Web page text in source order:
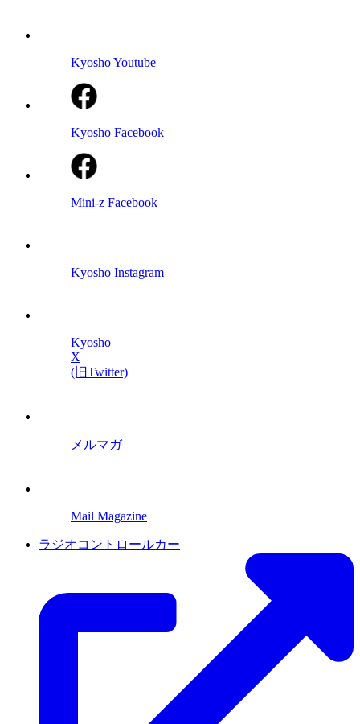
Kyosho Youtube
Kyosho Facebook
Mini-z Facebook
Kyosho Instagram
Kyosho
X
(旧Twitter)
メルマガ
Mail Magazine
ラジオコントロールカー